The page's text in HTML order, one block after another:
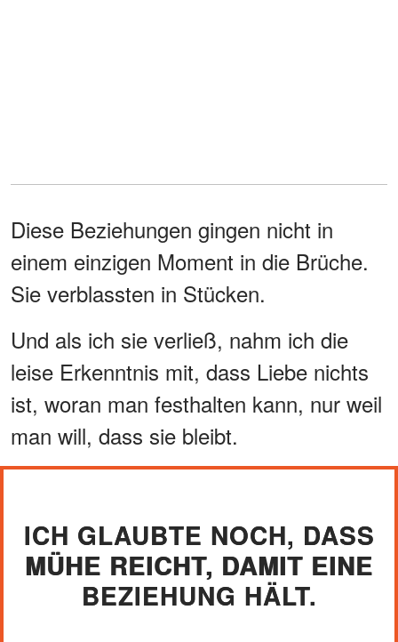
Diese Beziehungen gingen nicht in
einem einzigen Moment in die Brüche.
Sie verblassten in Stücken.
Und als ich sie verließ, nahm ich die
leise Erkenntnis mit, dass Liebe nichts
ist, woran man festhalten kann, nur weil
man will, dass sie bleibt.
ICH GLAUBTE NOCH, DASS
MÜHE REICHT, DAMIT EINE
BEZIEHUNG HÄLT.